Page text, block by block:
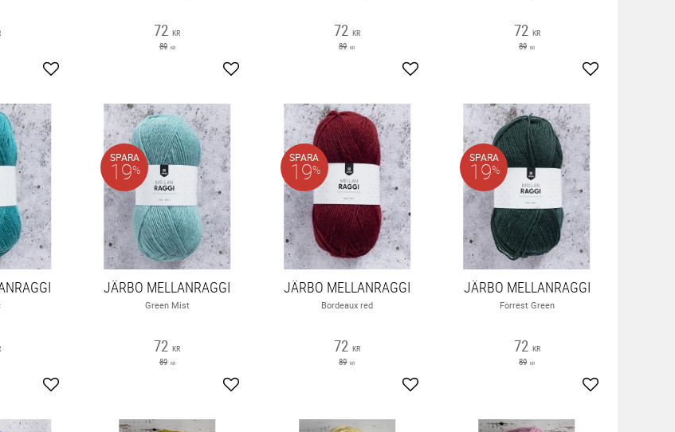
Lägg till i favoriter
72 KR
89 KR
Lägg till i favoriter
72 KR
89 KR
Lägg till i favoriter
72 KR
89 KR
Lägg till i
Lägg till i favoriter
JÄRBO MELLANRAGGI
Green Mist
72 KR
89 KR
SPARA
19%
Lägg till i favoriter
JÄRBO MELLANRAGGI
Bordeaux red
72 KR
89 KR
SPARA
19%
Lägg till i favoriter
JÄRBO MELLANRAGGI
Forrest Green
72 KR
89 KR
SPARA
19%
Lägg till i